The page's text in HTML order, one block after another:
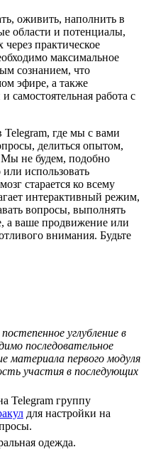
оживить, наполнить в
области и потенциалы,
практическое
максимальное
сознанием, что
эфире, а также
работа с
Telegram, где мы с вами
делиться опытом,
Мы не будем, подобно
использовать
старается ко всему
интерактивный режим,
вопросы, выполнять
а ваше продвижение или
внимания. Будьте
углубление в
последовательное
материала первого модуля
участия в последующих
Telegram группу
для настройки на
одежда.